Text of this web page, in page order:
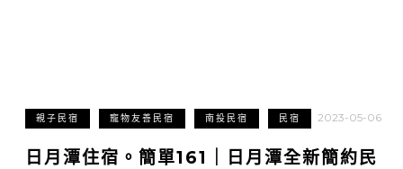
親子民宿 寵物友善民宿 南投民宿 民宿 2023-05-06
日月潭住宿。簡單161｜日月潭全新簡約民